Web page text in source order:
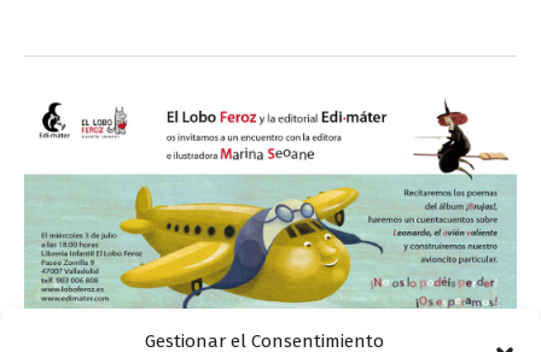
Gestionar el Consentimiento